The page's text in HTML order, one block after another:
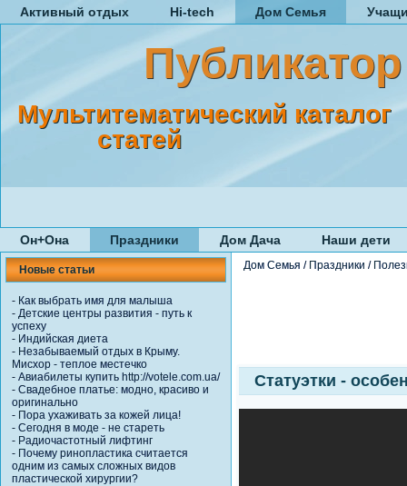
Активный отдых Hi-tech Дом Семья
Публикатор
Мультитематический каталог
статей
Он+Она Праздники Дом Дача Наши дети
Новые статьи
- Как выбрать имя для малыша
- Детские центры развития - путь к
успеху
- Индийская диета
- Незабываемый отдых в Крыму.
Мисхор - теплое местечко
- Авиабилеты купить http://votele.com.ua/
- Свадебное платье: модно, красиво и
оригинально
- Пора ухаживать за кожей лица!
- Сегодня в моде - не стареть
- Радиочастотный лифтинг
- Почему ринопластика считается
одним из самых сложных видов
пластической хирургии?
Дом Семья / Праздники /
Статуэтки -